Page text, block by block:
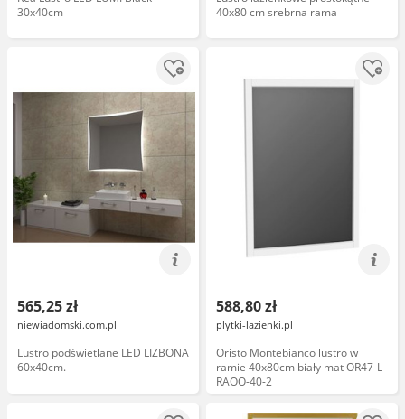
30x40cm
40x80 cm srebrna rama
565,25 zł
niewiadomski.com.pl
Lustro podświetlane LED LIZBONA
60x40cm.
588,80 zł
plytki-lazienki.pl
Oristo Montebianco lustro w
ramie 40x80cm biały mat OR47-L-
RAOO-40-2